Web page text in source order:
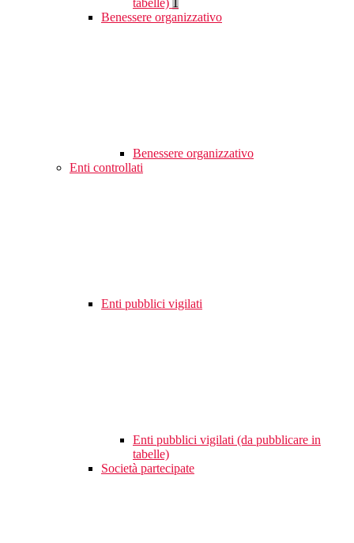
tabelle)
Benessere organizzativo
Benessere organizzativo
Enti controllati
Enti pubblici vigilati
Enti pubblici vigilati (da pubblicare in
tabelle)
Società partecipate